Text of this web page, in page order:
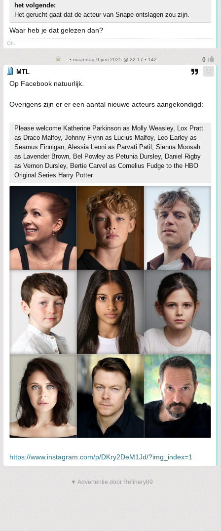
het volgende:
Het gerucht gaat dat de acteur van Snape ontslagen zou zijn.
Waar heb je dat gelezen dan?
Oh.
• maandag 9 juni 2025 @ 22:17 • 142
MTL
Op Facebook natuurlijk.
Overigens zijn er er een aantal nieuwe acteurs aangekondigd:
Please welcome Katherine Parkinson as Molly Weasley, Lox Pratt
as Draco Malfoy, Johnny Flynn as Lucius Malfoy, Leo Earley as
Seamus Finnigan, Alessia Leoni as Parvati Patil, Sienna Moosah
as Lavender Brown, Bel Powley as Petunia Dursley, Daniel Rigby
as Vernon Dursley, Bertie Carvel as Cornelius Fudge to the HBO
Original Series Harry Potter.
https://www.instagram.com/p/DKry2DeM1Jd/?img_index=1
▼ Advertentie door Refinery89